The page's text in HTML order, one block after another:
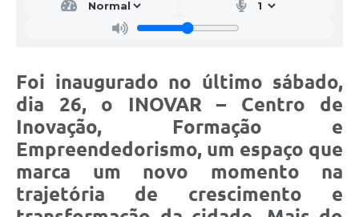
Foi inaugurado no último sábado,
dia 26, o INOVAR – Centro de
Inovação, Formação e
Empreendedorismo, um espaço que
marca um novo momento na
trajetória de crescimento e